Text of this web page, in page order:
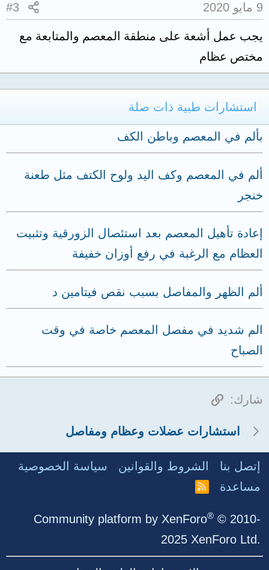
9 مايو 2020 #3
يجب عمل أشعة على منطقة المعصم والمتابعة مع
مختص عظام
استشارات طبية ذات صلة
بألم في المعصم وباطن الكف
ألم في المعصم وكف اليد ولوح الكتف مثل طعنة
خنجر
إعادة تأهيل المعصم بعد استئصال الزورقية وتثبيت
العظام مع الرغبة في رفع أوزان خفيفة
ألم الظهر والمفاصل بسبب نقص فيتامين د
الم شديد في مفصل المعصم خاصة في وقت
الصباح
شارك: الرابط
استشارات عضلات وعظام ومفاصل
إتصل بنا الشروط والقوانين
سياسة الخصوصية
مساعدة
R
Community platform by XenForo® © 2010-
2025 XenForo Ltd.